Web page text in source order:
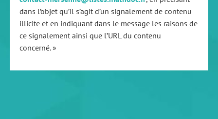
dans l’objet qu’il s’agit d’un signalement de contenu
illicite et en indiquant dans le message les raisons de
ce signalement ainsi que l’URL du contenu
concerné. »